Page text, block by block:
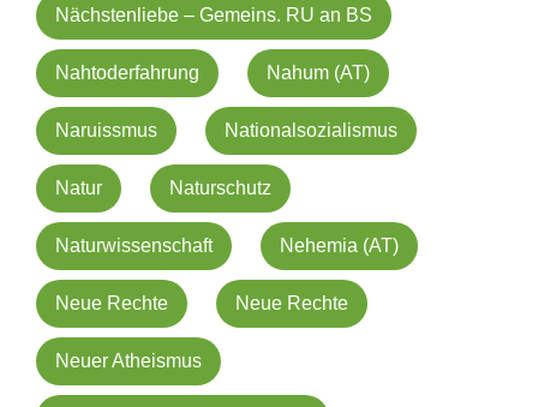
Nächstenliebe – Gemeins. RU an BS
Nahtoderfahrung Nahum (AT)
Naruissmus Nationalsozialismus
Natur Naturschutz
Naturwissenschaft Nehemia (AT)
Neue Rechte Neue Rechte
Neuer Atheismus